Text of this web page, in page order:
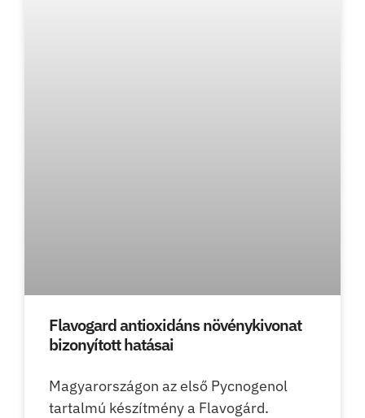
Flavogard antioxidáns növénykivonat
bizonyított hatásai
Magyarországon az első Pycnogenol
tartalmú készítmény a Flavogárd.